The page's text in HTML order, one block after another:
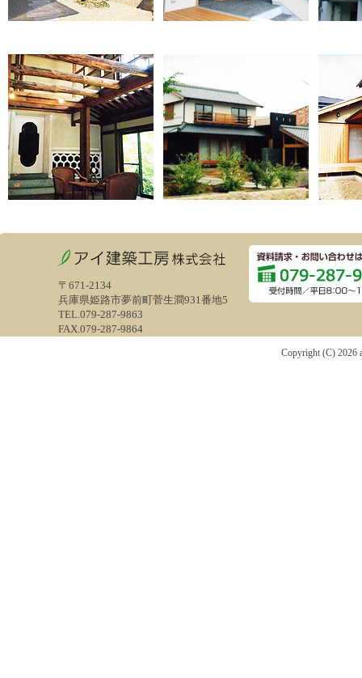
〒671-2134
兵庫県姫路市夢前町菅生澗931番地5
TEL.079-287-9863
FAX.079-287-9864
Copyright (C) 2026